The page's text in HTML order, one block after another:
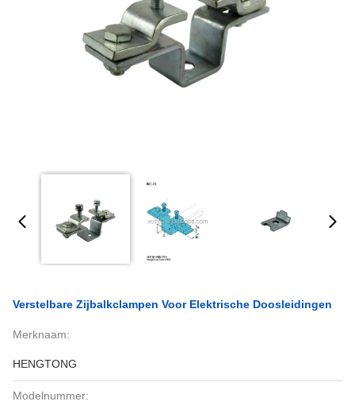
Verstelbare Zijbalkclampen Voor Elektrische Doosleidingen
Merknaam:
HENGTONG
Modelnummer: